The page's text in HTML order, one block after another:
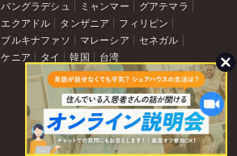
バングラデシュ ミャンマー
グアテマラ
エクアドル
タンザニア
フィリピン
ブルキナファソ
マレーシア
セネガル
ケニア
タイ 韓国 台湾